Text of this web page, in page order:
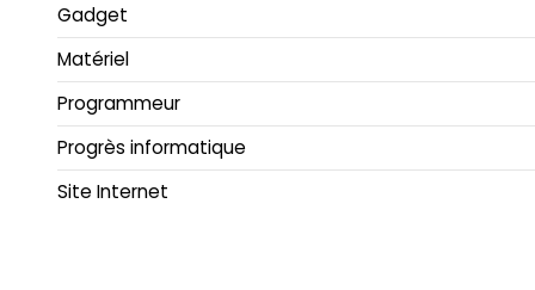
Gadget
Matériel
Programmeur
Progrès informatique
Site Internet